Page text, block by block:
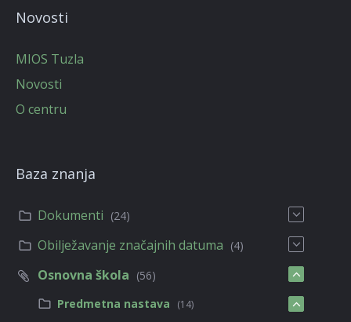
Novosti
MIOS Tuzla
Novosti
O centru
Baza znanja
Dokumenti (24)
Obilježavanje značajnih datuma (4)
Osnovna škola (56)
Predmetna nastava
(14)